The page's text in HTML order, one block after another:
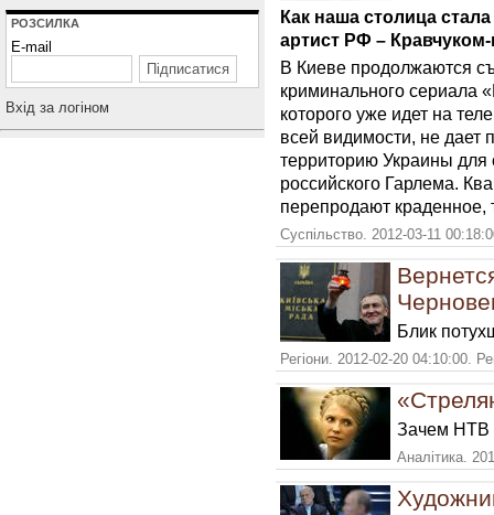
РОЗСИЛКА
E-mail
Вхiд за логiном
Как наша столица
артист РФ –
В Киеве продолжаются
криминального сериала
которого уже идет на
всей видимости, не дает
территорию Украины для
российского Гарлема.
перепродают краденное,
Суспільство. 2012-03-11
Блик
Регіони. 2012-02-20 04:10:00.
Зачем НТВ
Аналітика.